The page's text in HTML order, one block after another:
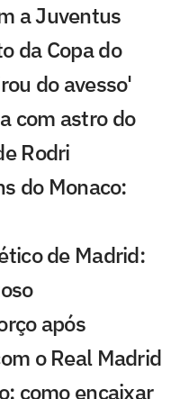
a Juventus
da Copa do
do avesso'
com astro do
Rodri
do Monaco:
de Madrid:
após
o Real Madrid
como encaixar